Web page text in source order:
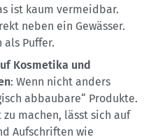
ist kaum vermeidbar.
neben ein Gewässer.
als Puffer.
Kosmetika und
: Wenn nicht anders
abbaubare“ Produkte.
machen, lässt sich auf
Aufschriften wie